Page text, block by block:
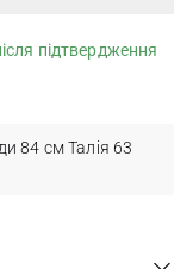
підтвердження
84 см Талія 63